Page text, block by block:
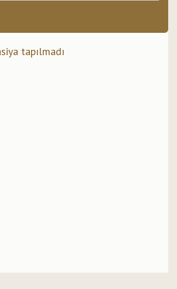
tapılmadı